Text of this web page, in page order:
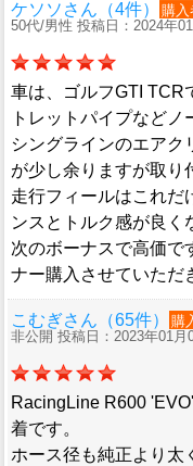
ケソソさん（4件）
購入
50代/男性 投稿日：2024年
車は、ゴルフGTI TCR
トレットパイプなど
シングラインのエアク
が少し余りますが取り
走行フィールはこれだ
ンスとトルク感が良く
次のボーナスで高価で
ナー購入させていただ
こむぎさん（65件）
購
非公開 投稿日：2023年01月
RacingLine R600
着です。
ホース径も純正より太